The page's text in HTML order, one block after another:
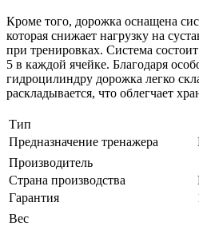
Кроме того, дорожка оснащена
которая снижает нагрузку на
при тренировках. Система
5 в каждой ячейке. Благодаря
гидроцилиндру дорожка легко
раскладывается, что облегчает
Тип
Предназначение тренажера
Производитель
Страна производства
Гарантия
Вес